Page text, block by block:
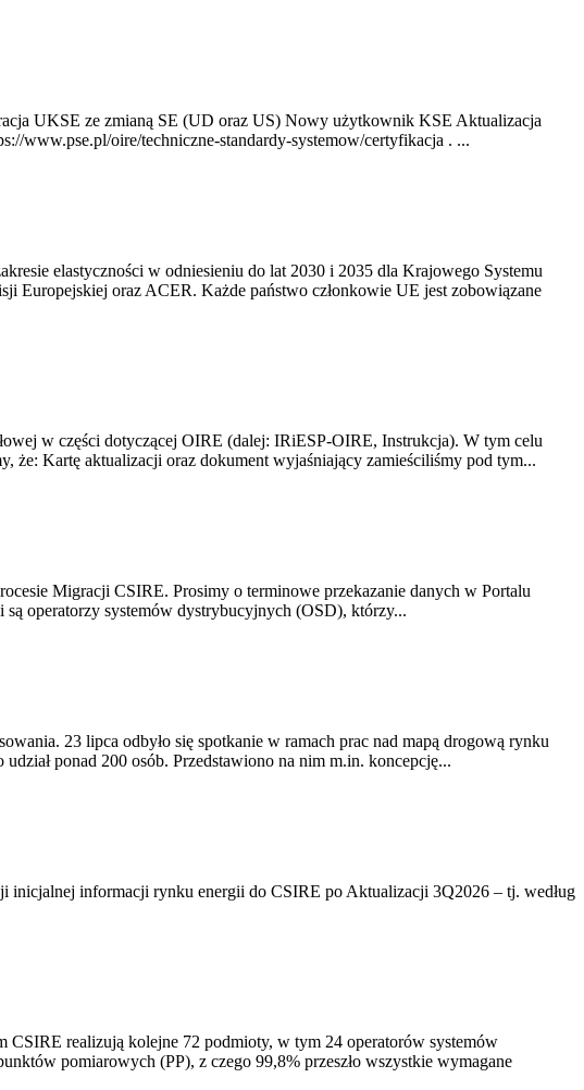
UKSE ze zmianą SE (UD oraz US) Nowy użytkownik KSE Aktualizacja
www.pse.pl/oire/techniczne-standardy-systemow/certyfikacja . ...
elastyczności w odniesieniu do lat 2030 i 2035 dla Krajowego Systemu
Europejskiej oraz ACER. Każde państwo członkowie UE jest zobowiązane
w części dotyczącej OIRE (dalej: IRiESP-OIRE, Instrukcja). W tym celu
Kartę aktualizacji oraz dokument wyjaśniający zamieściliśmy pod tym...
Migracji CSIRE. Prosimy o terminowe przekazanie danych w Portalu
operatorzy systemów dystrybucyjnych (OSD), którzy...
23 lipca odbyło się spotkanie w ramach prac nad mapą drogową rynku
ponad 200 osób. Przedstawiono na nim m.in. koncepcję...
informacji rynku energii do CSIRE po Aktualizacji 3Q2026 – tj. według
realizują kolejne 72 podmioty, w tym 24 operatorów systemów
pomiarowych (PP), z czego 99,8% przeszło wszystkie wymagane